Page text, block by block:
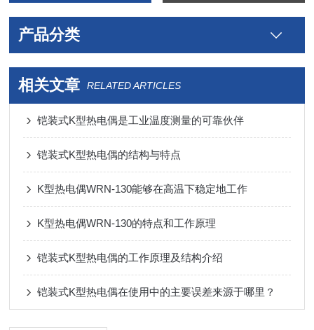
产品分类
相关文章 RELATED ARTICLES
铠装式K型热电偶是工业温度测量的可靠伙伴
铠装式K型热电偶的结构与特点
K型热电偶WRN-130能够在高温下稳定地工作
K型热电偶WRN-130的特点和工作原理
铠装式K型热电偶的工作原理及结构介绍
铠装式K型热电偶在使用中的主要误差来源于哪里？